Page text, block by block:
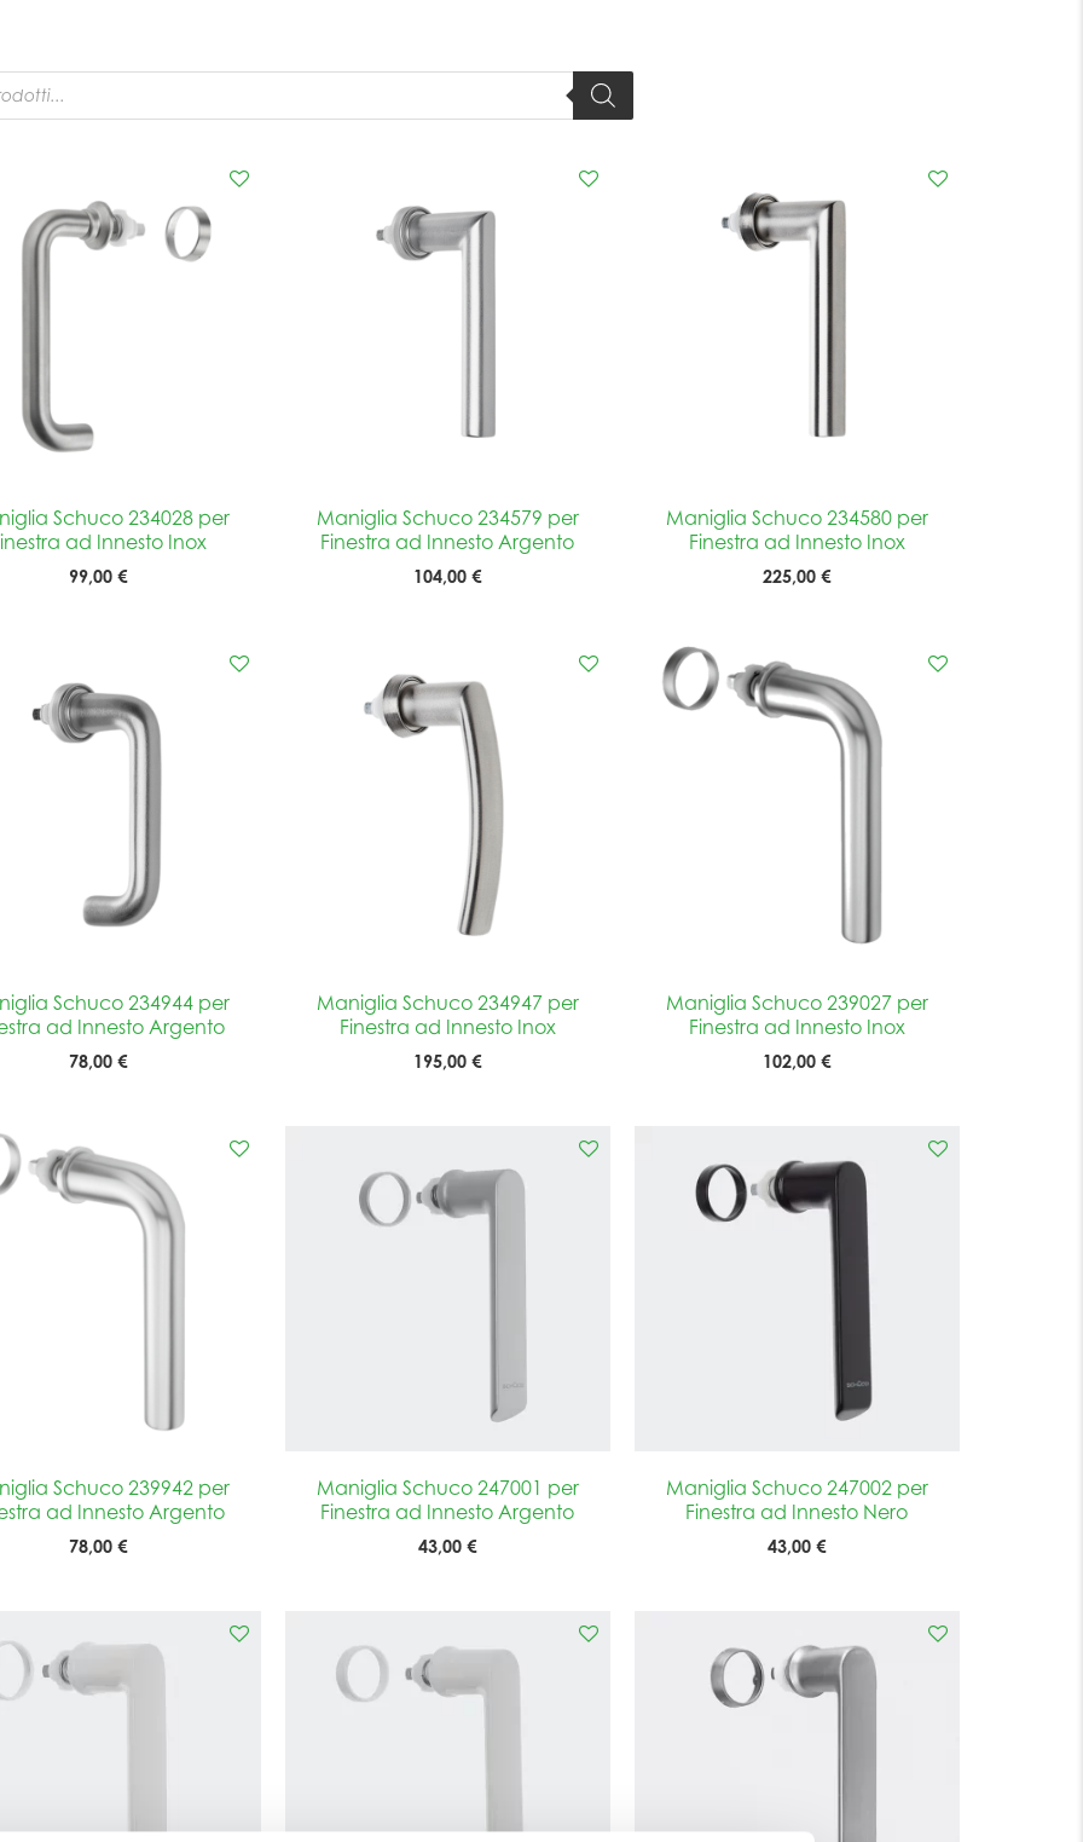
Schuco 234028 per
ad Innesto Inox
99,00 €
Maniglia Schuco 234579 per
Finestra ad Innesto Argento
104,00 €
Maniglia Schuco 234580 per
Finestra ad Innesto Inox
225,00 €
Schuco 234944 per
ad Innesto Argento
78,00 €
Maniglia Schuco 234947 per
Finestra ad Innesto Inox
195,00 €
Maniglia Schuco 239027 per
Finestra ad Innesto Inox
102,00 €
Schuco 239942 per
ad Innesto Argento
78,00 €
Maniglia Schuco 247001 per
Finestra ad Innesto Argento
43,00 €
Maniglia Schuco 247002 per
Finestra ad Innesto Nero
43,00 €